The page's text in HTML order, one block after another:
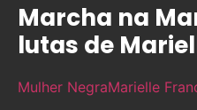
Marcha na
lutas de
Mulher NegraMarielle